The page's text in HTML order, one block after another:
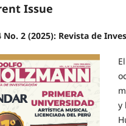
Issue
No. 2 (2025): Revista de
y